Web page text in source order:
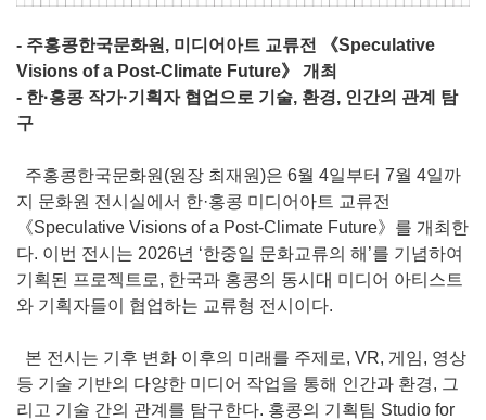
- 주홍콩한국문화원, 미디어아트 교류전 《Speculative
Visions of a Post-Climate Future》 개최
- 한·홍콩 작가·기획자 협업으로 기술, 환경, 인간의 관계 탐
구
주홍콩한국문화원(원장 최재원)은 6월 4일부터 7월 4일까
지 문화원 전시실에서 한·홍콩 미디어아트 교류전
《Speculative Visions of a Post-Climate Future》를 개최한
다. 이번 전시는 2026년 ‘한중일 문화교류의 해’를 기념하여
기획된 프로젝트로, 한국과 홍콩의 동시대 미디어 아티스트
와 기획자들이 협업하는 교류형 전시이다.
본 전시는 기후 변화 이후의 미래를 주제로, VR, 게임, 영상
등 기술 기반의 다양한 미디어 작업을 통해 인간과 환경, 그
리고 기술 간의 관계를 탐구한다. 홍콩의 기획팀 Studio for